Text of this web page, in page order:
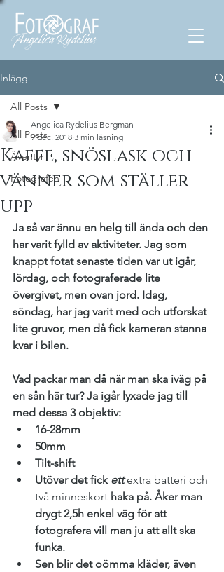
Inlägg
All Posts
Äventyr
Fotografen
All Posts
Kaffe, snöslask och
vänner som ställer
upp
Angelica Rydelius Bergman
9 dec. 2018 3 min läsning
Ja så var ännu en helg till ända och den
har varit fylld av aktiviteter. Jag som
knappt fotat senaste tiden var ut igår,
lördag, och fotograferade lite
övergivet, men ovan jord. Idag,
söndag, har jag varit med och utforskat
lite gruvor, men då fick kameran stanna
kvar i bilen.
Vad packar man då när man ska iväg på
en sån här tur? Ja igår lyxade jag till
med dessa 3 objektiv:
16-28mm
50mm
Tilt-shift
Utöver det fick ett extra batteri och
två minneskort haka på. Åker man
drygt 2,5h enkel väg för att
fotografera vill man ju att allt ska
funka.
Sen blir det oömma kläder, även